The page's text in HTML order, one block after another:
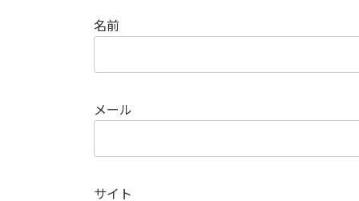
名前
メール
サイト